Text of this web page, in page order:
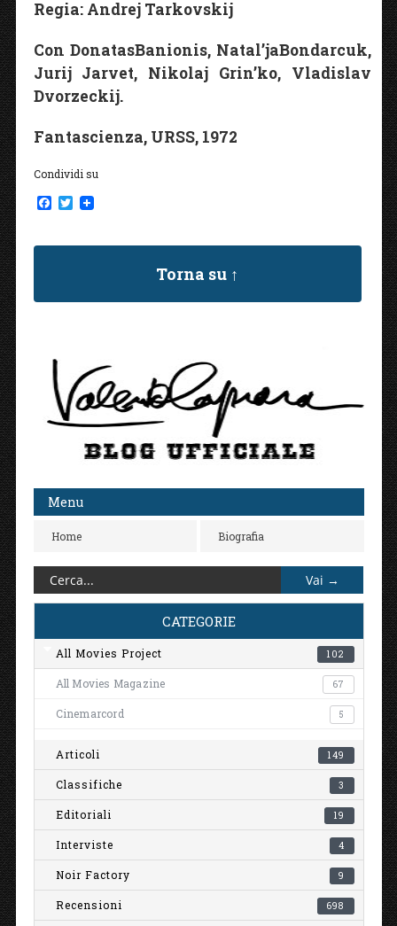
Regia: Andrej Tarkovskij
Con DonatasBanionis, Natal’jaBondarcuk,
Jurij Jarvet, Nikolaj Grin’ko, Vladislav
Dvorzeckij.
Fantascienza, URSS, 1972
Condividi su
F
e
k
T
t
Torna su ↑
Menu
Home Biografia
CATEGORIE
All Movies Project 102
All Movies Magazine 67
Cinemarcord 5
Articoli 149
Classifiche 3
Editoriali 19
Interviste 4
Noir Factory 9
Recensioni 698